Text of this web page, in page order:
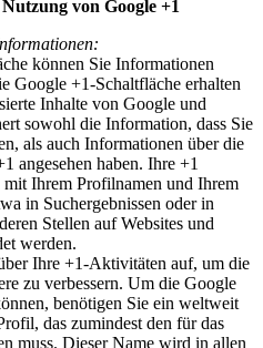
von Google +1
können Sie Informationen
Google +1-Schaltfläche erhalten
Inhalte von Google und
sowohl die Information, dass Sie
als auch Informationen über die
angesehen haben. Ihre +1
Ihrem Profilnamen und Ihrem
in Suchergebnissen oder in
Stellen auf Websites und
werden.
Ihre +1-Aktivitäten auf, um die
zu verbessern. Um die Google
benötigen Sie ein weltweit
das zumindest den für das
muss. Dieser Name wird in allen